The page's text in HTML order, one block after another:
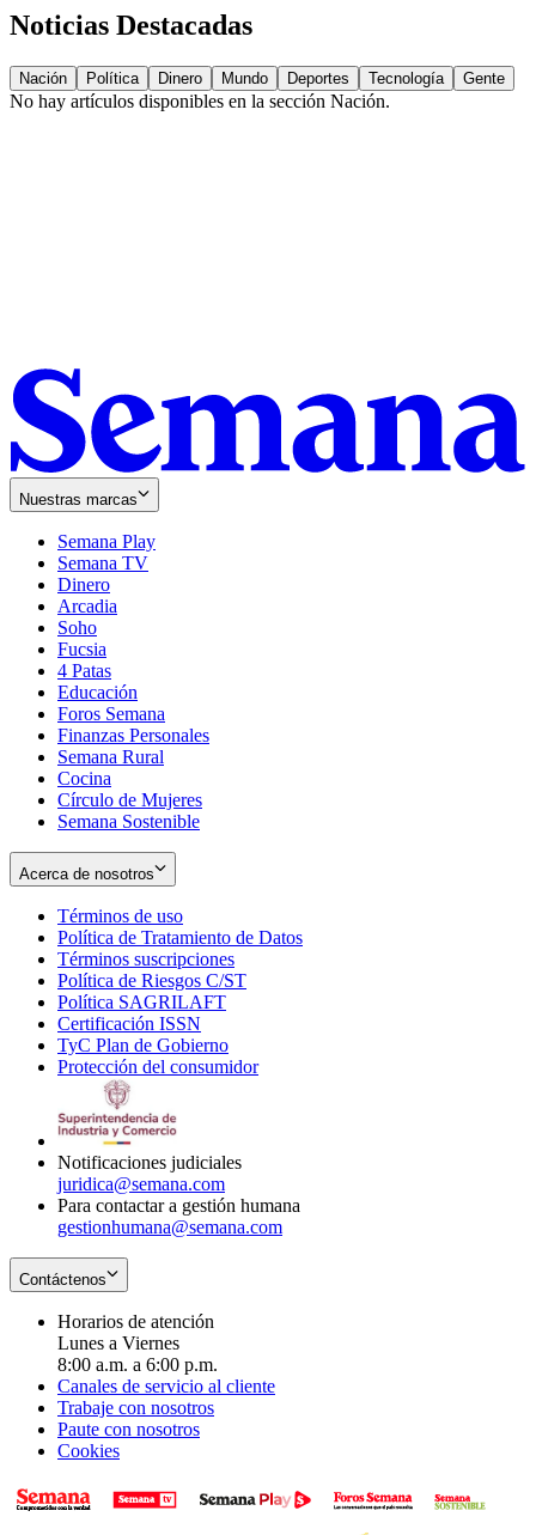
Noticias Destacadas
Nación Política Dinero Mundo Deportes Tecnología Gente
No hay artículos disponibles en la sección Nación.
Nuestras marcas
Semana Play
Semana TV
Dinero
Arcadia
Soho
in
new
window
Fucsia
in
new
window
4 Patas
Educación
Foros Semana
Finanzas Personales
Semana Rural
Cocina
Círculo de Mujeres
Semana Sostenible
Acerca de nosotros
Términos de uso
in
new
window
Política de Tratamiento de Datos
Términos suscripciones
in
Política de Riesgos C/ST
Política SAGRILAFT
new
window
Certificación ISSN
in
new
TyC Plan de Gobierno
in
Protección del consumidorOpens
Notificaciones judiciales
juridica@semana.com
Para contactar a gestión humana
gestionhumana@semana.com
Contáctenos
Horarios de atención
Lunes a Viernes
8:00 a.m. a 6:00 p.m.
Canales de servicio al cliente
Trabaje con nosotros
Paute con nosotros
Cookies